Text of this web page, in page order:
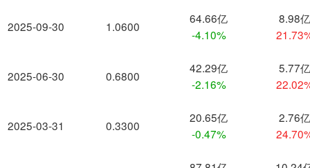
2025-09-30
2025-06-30
2025-03-31
1.0600
64.66亿
-4.10%
8.98亿
0.6800
42.29亿
-2.16%
5.77亿
0.3300
20.65亿
-0.47%
2.76亿